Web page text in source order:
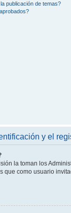
publicación de temas?
y el
la toman los
que como usuario